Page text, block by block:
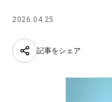
2026.04.25
記事をシェア